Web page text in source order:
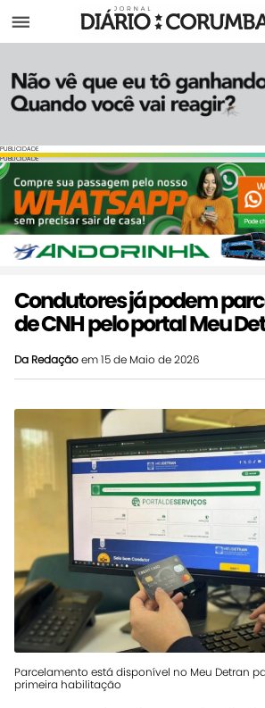
Menu
PUBLICIDADE
PUBLICIDADE
Condutores já podem
de CNH pelo portal Meu
Da Redaçãoem 15 de Maio de 2026
Parcelamento está disponível no Meu Detran
primeira habilitação